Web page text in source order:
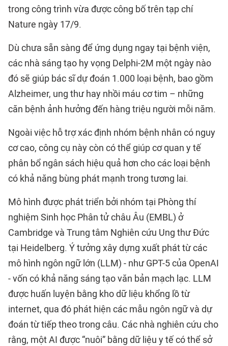
trong công trình vừa được công bố trên tạp chí
Nature ngày 17/9.
Dù chưa sẵn sàng để ứng dụng ngay tại bệnh viện,
các nhà sáng tạo hy vọng Delphi-2M một ngày nào
đó sẽ giúp bác sĩ dự đoán 1.000 loại bệnh, bao gồm
Alzheimer, ung thư hay nhồi máu cơ tim – những
căn bệnh ảnh hưởng đến hàng triệu người mỗi năm.
Ngoài việc hỗ trợ xác định nhóm bệnh nhân có nguy
cơ cao, công cụ này còn có thể giúp cơ quan y tế
phân bổ ngân sách hiệu quả hơn cho các loại bệnh
có khả năng bùng phát mạnh trong tương lai.
Mô hình được phát triển bởi nhóm tại Phòng thí
nghiệm Sinh học Phân tử châu Âu (EMBL) ở
Cambridge và Trung tâm Nghiên cứu Ung thư Đức
tại Heidelberg. Ý tưởng xây dựng xuất phát từ các
mô hình ngôn ngữ lớn (LLM) - như GPT-5 của OpenAI
- vốn có khả năng sáng tạo văn bản mạch lạc. LLM
được huấn luyện bằng kho dữ liệu khổng lồ từ
internet, qua đó phát hiện các mẫu ngôn ngữ và dự
đoán từ tiếp theo trong câu. Các nhà nghiên cứu cho
rằng, một AI được “nuôi” bằng dữ liệu y tế có thể sở